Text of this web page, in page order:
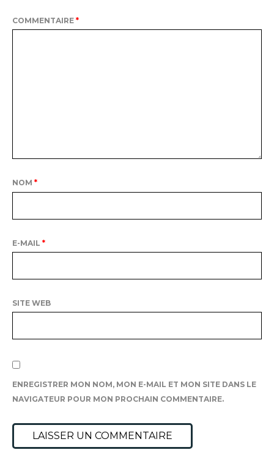
COMMENTAIRE *
NOM *
E-MAIL *
SITE WEB
ENREGISTRER MON NOM, MON E-MAIL ET MON SITE DANS LE
NAVIGATEUR POUR MON PROCHAIN COMMENTAIRE.